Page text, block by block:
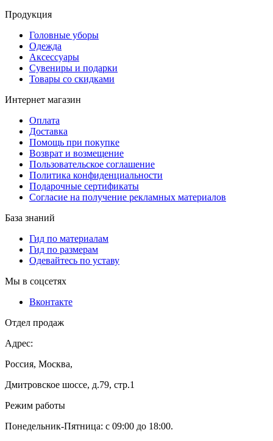
Продукция
Головные уборы
Одежда
Аксессуары
Сувениры и подарки
Товары со скидками
Интернет магазин
Оплата
Доставка
Помощь при покупке
Возврат и возмещение
Пользовательское соглашение
Политика конфиденциальности
Подарочные сертификаты
Согласие на получение рекламных материалов
База знаний
Гид по материалам
Гид по размерам
Одевайтесь по уставу
Мы в соцсетях
Вконтакте
Отдел продаж
Адрес:
Россия, Москва,
Дмитровское шоссе, д.79, стр.1
Режим работы
Понедельник-Пятница: с 09:00 до 18:00.